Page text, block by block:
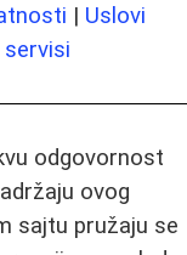
| Uslovi
odgovornost
ovog
sajtu pružaju se